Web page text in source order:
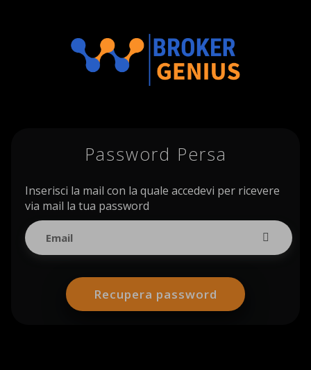
Password Persa
Inserisci la mail con la quale accedevi per ricevere
via mail la tua password